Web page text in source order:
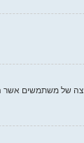
של משתמשים